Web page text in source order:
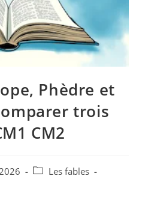
Phèdre et
trois
CM2
Les fables